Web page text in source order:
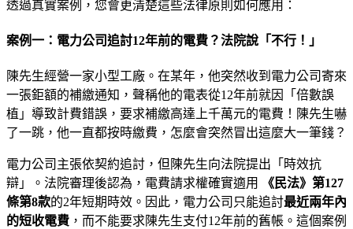
透過真實案例，您會更清楚這些法律原則如何應用：
案例一：電力公司追討12年前的電費？法院說「不行！」
陳先生經營一家小型工廠。在某年，他突然收到電力公司寄來
一張鉅額的補繳通知，聲稱他的電表從12年前就因「倍數誤
植」導致計費錯誤，要求補繳高達上千萬元的電費！陳先生嚇
了一跳，他一直都按時繳費，怎麼會突然冒出這麼大一筆錢？
電力公司主張依契約追討，但陳先生向法院提出「時效抗
辯」。法院審理後認為，電費請求權確實適用
《民法》第127
條第8款的2年短期時效。因此，電力公司只能追討最近兩年內
的短收電費 ，而不能要求陳先生支付12年前的舊帳。這個案例